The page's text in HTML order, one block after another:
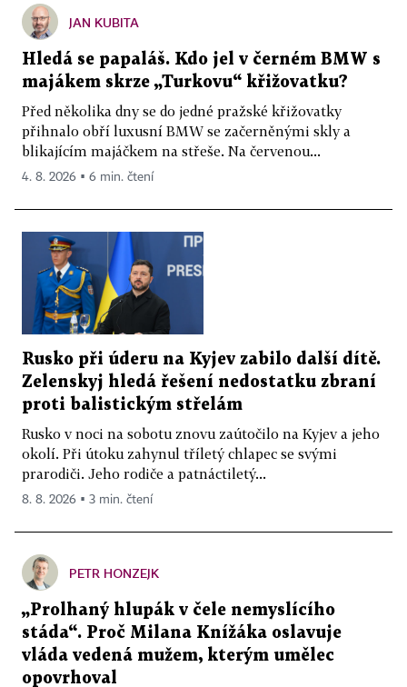
JAN KUBITA
Hledá se papaláš. Kdo jel v černém BMW s
majákem skrze „Turkovu“ křižovatku?
Před několika dny se do jedné pražské křižovatky
přihnalo obří luxusní BMW se začerněnými skly a
blikajícím majáčkem na střeše. Na červenou...
4. 8. 2026 ▪ 6 min. čtení
Rusko při úderu na Kyjev zabilo další dítě.
Zelenskyj hledá řešení nedostatku zbraní
proti balistickým střelám
Rusko v noci na sobotu znovu zaútočilo na Kyjev a jeho
okolí. Při útoku zahynul tříletý chlapec se svými
prarodiči. Jeho rodiče a patnáctiletý...
8. 8. 2026 ▪ 3 min. čtení
PETR HONZEJK
„Prolhaný hlupák v čele nemyslícího
stáda“. Proč Milana Knížáka oslavuje
vláda vedená mužem, kterým umělec
opovrhoval